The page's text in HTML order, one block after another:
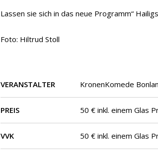
Lassen sie sich in das neue Programm“
Foto: Hiltrud Stoll
VERANSTALTER KronenKomede
PREIS 50 € inkl. einem Glas
VVK 50 € inkl. einem Glas